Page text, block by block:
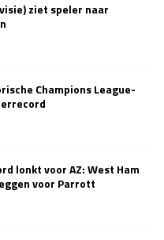
ziet speler naar
Champions League-
lonkt voor AZ: West Ham
voor Parrott